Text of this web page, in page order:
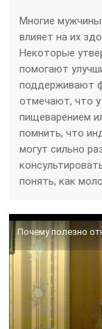
Многие
влияет на их
Некоторые
помогают
поддерживают
отмечают, что
пищеварением
помнить, что
могут сильно
понять, как